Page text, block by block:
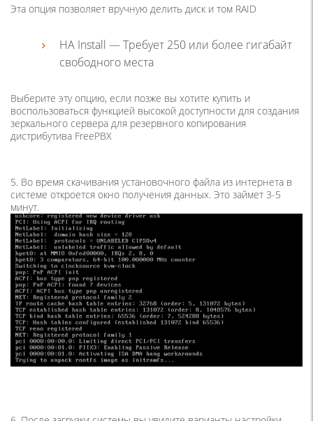
Эта опция позволяет вручную делить диск и том RAID
HA Install — Требует 250 или более гигабайт
свободного места
Выберите эту опцию, если позже вы хотите купить и
воспользоваться функцией высокой доступности для создания
зеркального сервера для резервного копирования
дистрибутива FreePBX
5. Во время скачивания установочного файла из интернета в
системе откроется окно получения данных. Это займет 3-5
минут.